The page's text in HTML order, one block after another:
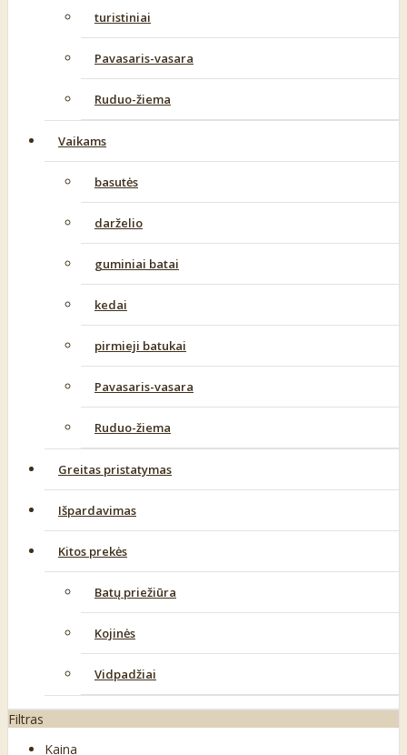
turistiniai
Pavasaris-vasara
Ruduo-žiema
Vaikams
basutės
darželio
guminiai batai
kedai
pirmieji batukai
Pavasaris-vasara
Ruduo-žiema
Greitas pristatymas
Išpardavimas
Kitos prekės
Batų priežiūra
Kojinės
Vidpadžiai
Filtras
Kaina